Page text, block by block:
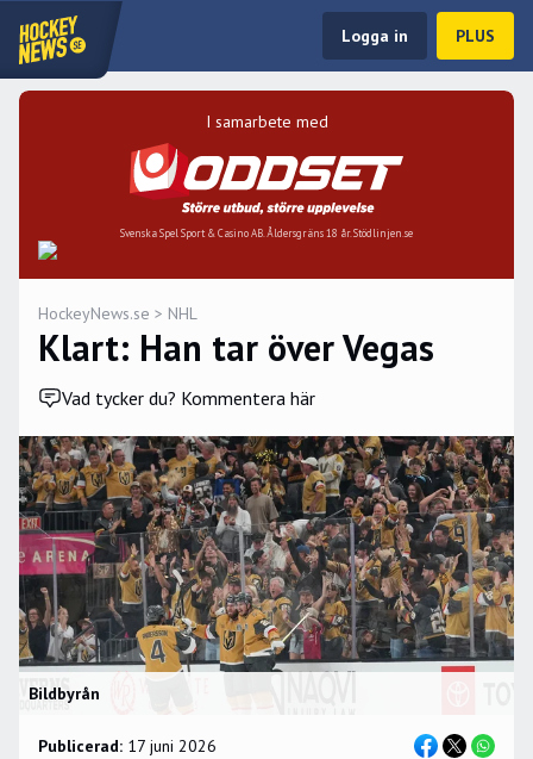
Logga in PLUS
I samarbete med
Svenska Spel Sport & Casino AB. Åldersgräns 18 år. Stödlinjen.se
HockeyNews.se > NHL
Klart: Han tar över Vegas
Vad tycker du? Kommentera här
Bildbyrån
Publicerad: 17 juni 2026